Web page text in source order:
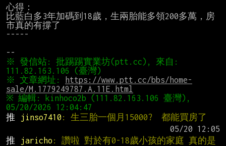
心得：
比藍白多3年加碼到18歲，生兩胎能多領200多萬，房
市真的有撐了
-----
※ 發信站: 批踢踢實業坊(ptt.cc), 來自:
※ 文章網址:
https://www.ptt.cc/bbs/home-
sale/M.1779249787.A.11E.html
※ 編輯: kinhoco2b (111.82.163.106 臺灣),
推
jinso7410 : 生三胎一個月15000?  都能買房了
推
jaricho : 讚啦 對於有0-18歲小孩的家庭 真的是